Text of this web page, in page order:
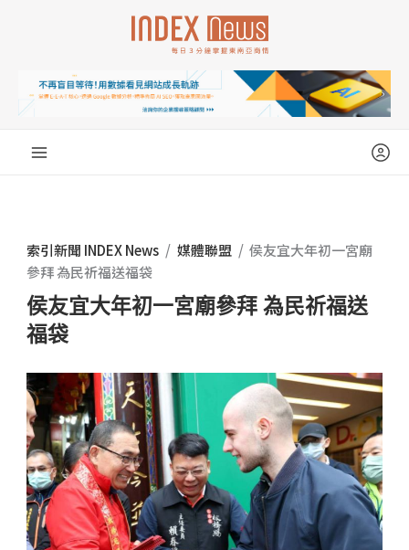
索引新聞 INDEX News / 媒體聯盟 / 侯友宜大年初一宮廟
參拜 為民祈福送福袋
侯友宜大年初一宮廟參拜 為民祈福送
福袋